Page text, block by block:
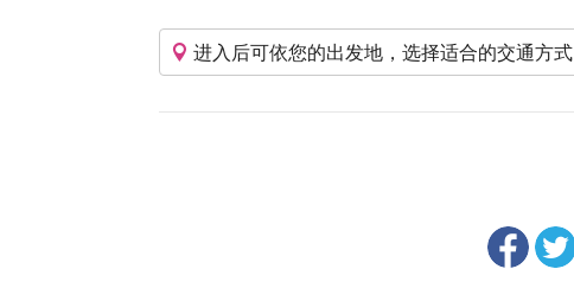
进入后可依您的出发地，选择适合的交通方式